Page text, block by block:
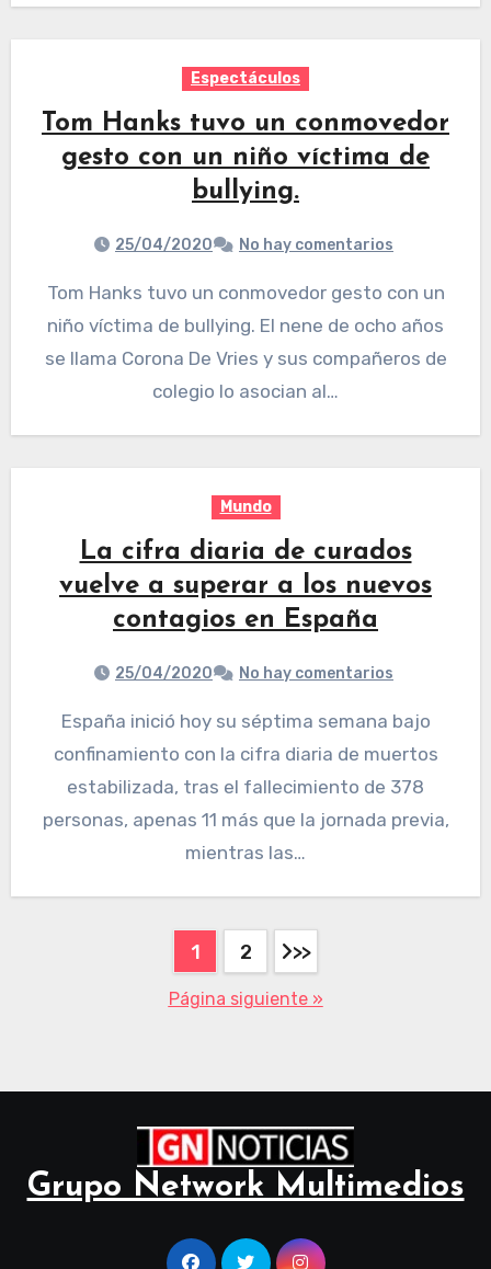
Espectáculos
Tom Hanks tuvo un conmovedor
gesto con un niño víctima de
bullying.
25/04/2020 No hay comentarios
Tom Hanks tuvo un conmovedor gesto con un
niño víctima de bullying. El nene de ocho años
se llama Corona De Vries y sus compañeros de
colegio lo asocian al…
Mundo
La cifra diaria de curados
vuelve a superar a los nuevos
contagios en España
25/04/2020 No hay comentarios
España inició hoy su séptima semana bajo
confinamiento con la cifra diaria de muertos
estabilizada, tras el fallecimiento de 378
personas, apenas 11 más que la jornada previa,
mientras las…
1 2
Página siguiente »
Grupo Network Multimedios